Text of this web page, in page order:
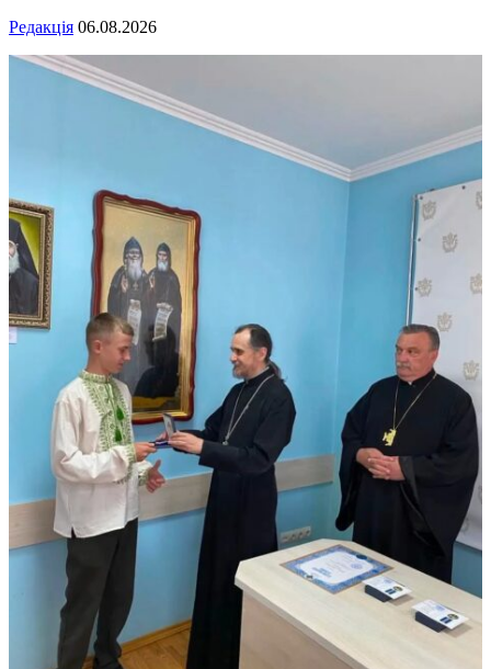
Редакція 06.08.2026